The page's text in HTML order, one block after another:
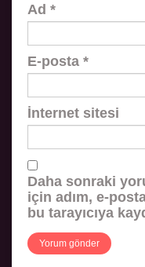
Ad *
E-posta *
İnternet sitesi
Daha sonraki
için adım, e-
bu tarayıcıya